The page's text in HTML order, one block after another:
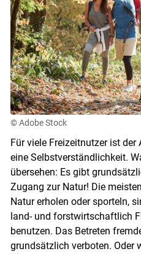
© Adobe Stock
Für viele Freizeitnutzer ist
eine Selbstverständlichkeit.
übersehen: Es gibt
Zugang zur Natur! Die
Natur erholen oder sporteln,
land- und forstwirtschaftlich
benutzen. Das Betreten
grundsätzlich verboten. Oder